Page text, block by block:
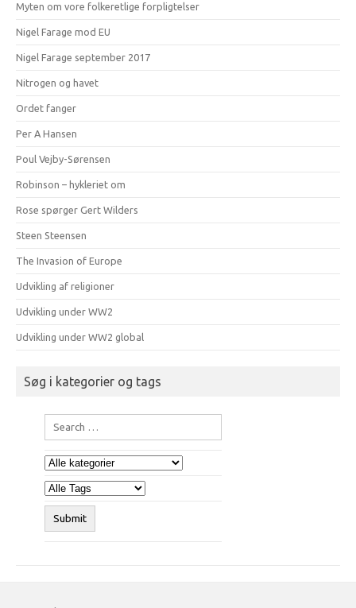
Myten om vore folkeretlige forpligtelser
Nigel Farage mod EU
Nigel Farage september 2017
Nitrogen og havet
Ordet fanger
Per A Hansen
Poul Vejby-Sørensen
Robinson – hykleriet om
Rose spørger Gert Wilders
Steen Steensen
The Invasion of Europe
Udvikling af religioner
Udvikling under WW2
Udvikling under WW2 global
Søg i kategorier og tags